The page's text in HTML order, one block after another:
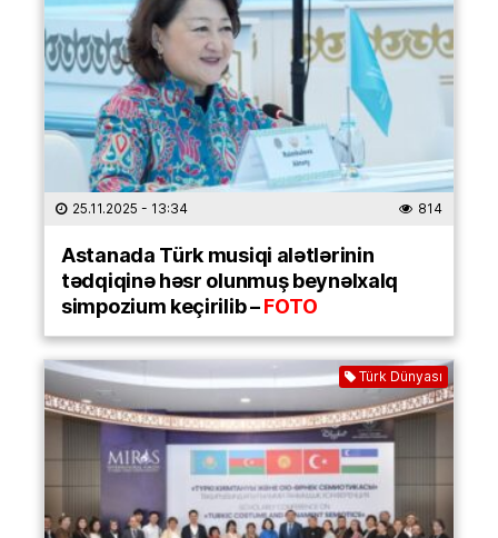
25.11.2025 - 13:34 814
Astanada Türk musiqi alətlərinin
tədqiqinə həsr olunmuş beynəlxalq
simpozium keçirilib –FOTO
Türk Dünyası